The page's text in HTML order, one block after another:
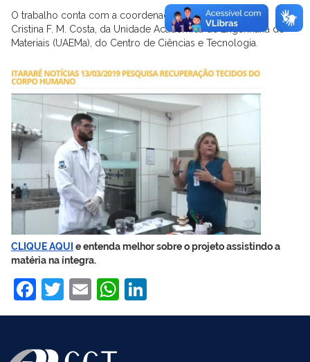
O trabalho conta com a coordenação da professora Ana
Cristina F. M. Costa, da Unidade Acadêmica de Engenharia de
Materiais (UAEMa), do Centro de Ciências e Tecnologia.
CLIQUE AQUI e entenda melhor sobre o projeto assistindo a
matéria na íntegra.
Facebook
Twitter
EmailWhatsApp